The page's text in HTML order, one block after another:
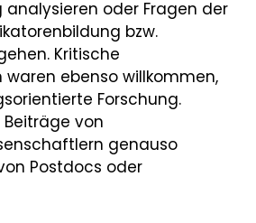
oder Fragen der
bzw.
Kritische
waren ebenso willkommen,
Forschung.
von
genauso
Postdocs oder